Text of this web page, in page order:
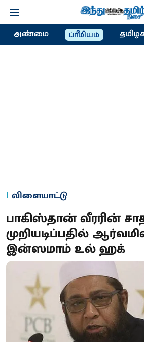
அண்மை ப்ரீமியம்
விளையாட்டு
பாகிஸ்தான் வீரரின்
முறியடிப்பதில்
இன்ஸமாம் உல் ஹக்